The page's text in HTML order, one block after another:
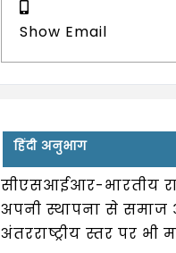
Show Email
हिंदी अनुभाग
सीएसआईआर-भारतीय
अपनी स्थापना से
अंतरराष्ट्रीय स्तर पर भी